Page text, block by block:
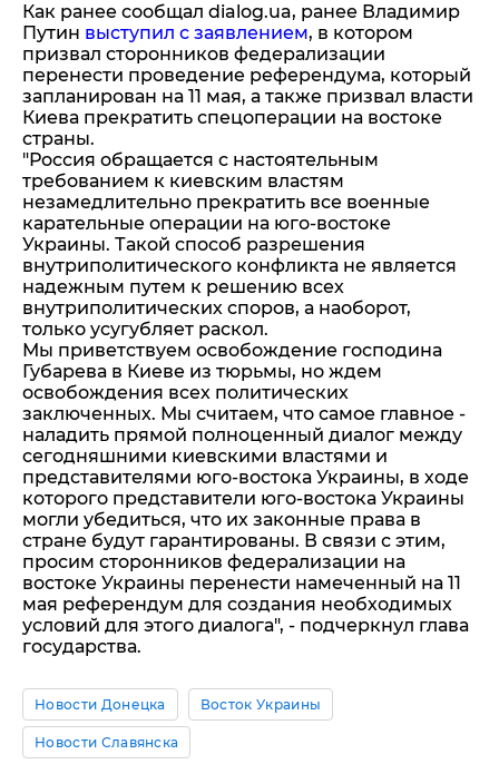
Как ранее сообщал dialog.ua, ранее Владимир
Путин выступил с заявлением, в котором
призвал сторонников федерализации
перенести проведение референдума, который
запланирован на 11 мая, а также призвал власти
Киева прекратить спецоперации на востоке
страны.
"Россия обращается с настоятельным
требованием к киевским властям
незамедлительно прекратить все военные
карательные операции на юго-востоке
Украины. Такой способ разрешения
внутриполитического конфликта не является
надежным путем к решению всех
внутриполитических споров, а наоборот,
только усугубляет раскол.
Мы приветствуем освобождение господина
Губарева в Киеве из тюрьмы, но ждем
освобождения всех политических
заключенных. Мы считаем, что самое главное -
наладить прямой полноценный диалог между
сегодняшними киевскими властями и
представителями юго-востока Украины, в ходе
которого представители юго-востока Украины
могли убедиться, что их законные права в
стране будут гарантированы. В связи с этим,
просим сторонников федерализации на
востоке Украины перенести намеченный на 11
мая референдум для создания необходимых
условий для этого диалога", - подчеркнул глава
государства.
Новости Донецка Восток Украины
Новости Славянска